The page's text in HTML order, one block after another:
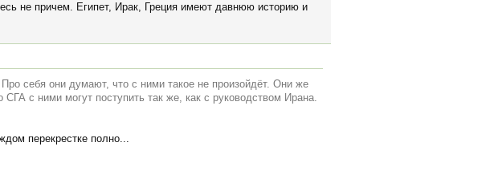
не причем. Египет, Ирак, Греция имеют давнюю историю и
себя они думают, что с ними такое не произойдёт. Они же
с ними могут поступить так же, как с руководством Ирана.
перекрестке полно...